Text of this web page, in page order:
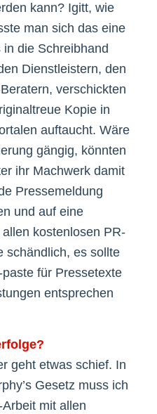
kann? Igitt, wie
man sich das eine
die Schreibhand
Dienstleistern, den
verschickten
Kopie in
auftaucht. Wäre
gängig, könnten
ihr Machwerk damit
Pressemeldung
und auf eine
kostenlosen PR-
schändlich, es sollte
für Pressetexte
entsprechen
geht etwas schief. In
Gesetz muss ich
mit allen